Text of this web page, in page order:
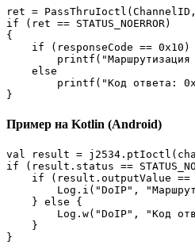
ret = PassThruIoctl(ChannelID,
if (ret == STATUS_NOERROR)
{
    if (responseCode == 0x10)
printf("Маршрутизация
    else
printf("Код ответа:
}
Пример на Kotlin (Android)
val result =
if (result.status ==
if (result.outputValue ==
Log.i("DoIP",
    } else {
Log.w("DoIP", "Код
    }
}